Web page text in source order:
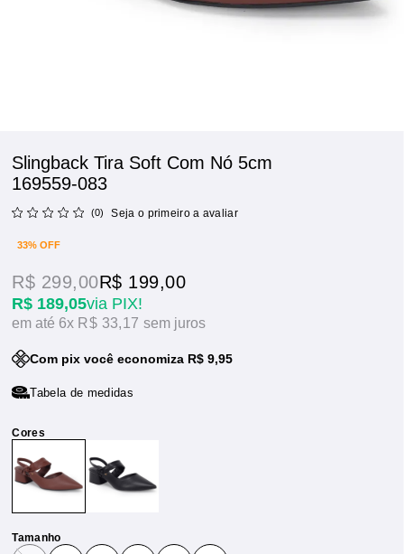
Slingback Tira Soft Com Nó 5cm
169559-083
(0) Seja o primeiro a avaliar
33% OFF
R$ 189,05via PIX!
R$ 299,00R$ 199,00
6x R$ 33,17sem juros
Com pix você economiza R$ 9,95
Tabela de medidas
Tamanho